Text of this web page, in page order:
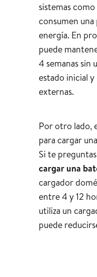
sistemas
consumen
energía. En
puede
4 semanas sin
estado inicial
externas.
Por otro lado,
para cargar
Si te preguntas
cargar una
cargador
entre 4 y 12
utiliza un
puede